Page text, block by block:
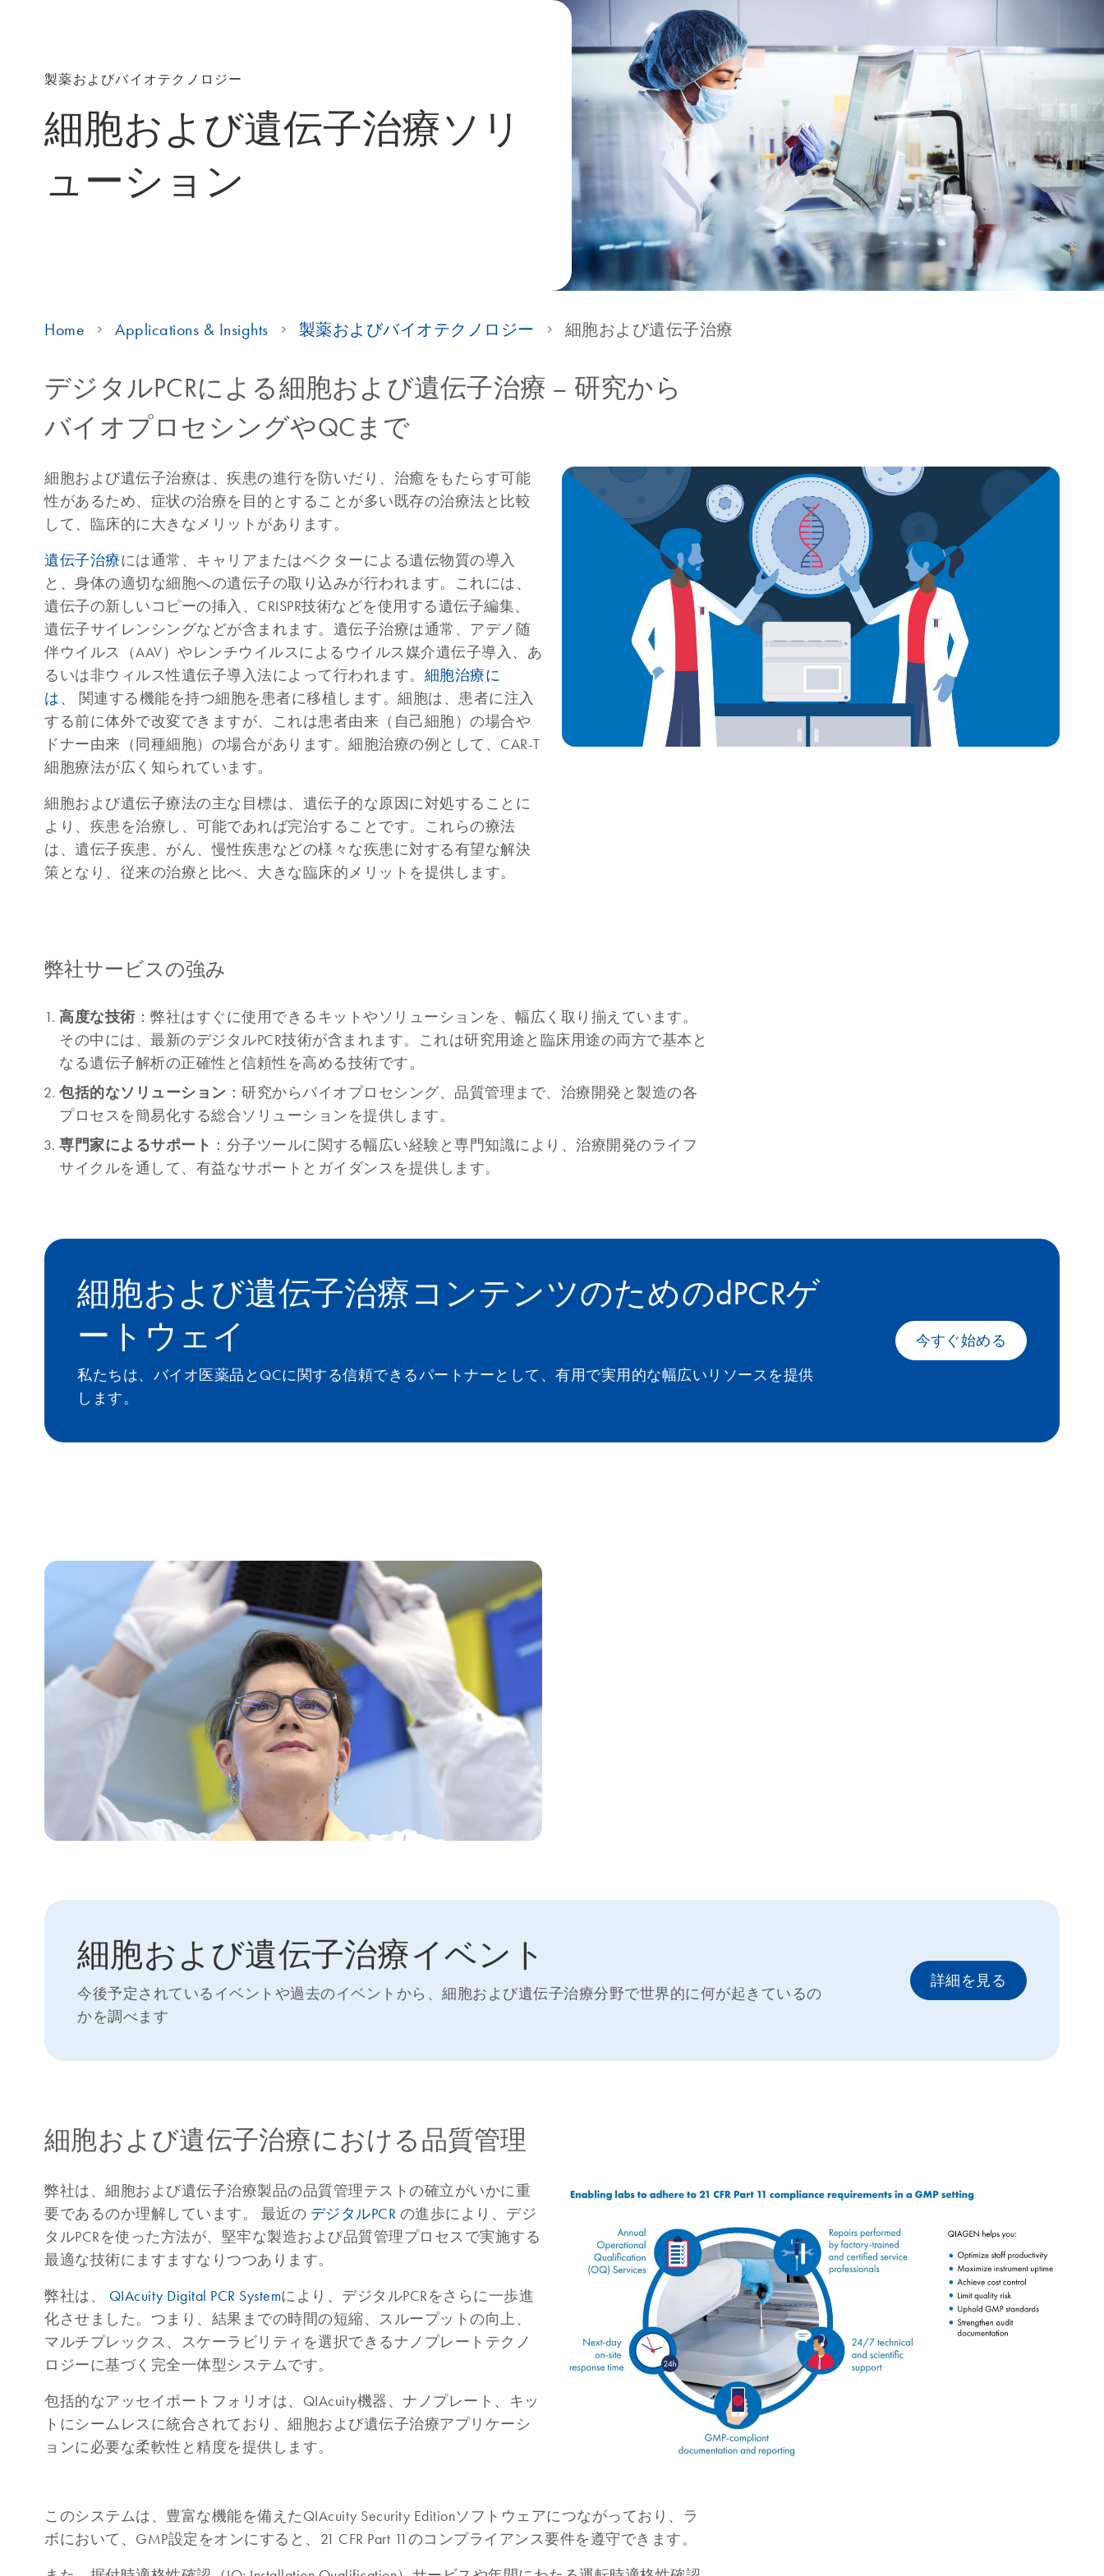
製薬およびバイオテクノロジー
細胞および遺伝子治療ソリ
ューション
Home Applications & Insights 製薬およびバイオテクノロジー 細胞および遺伝子治療
デジタルPCRによる細胞および遺伝子治療 – 研究から
バイオプロセシングやQCまで
細胞および遺伝子治療は、疾患の進行を防いだり、治癒をもたらす可能
性があるため、症状の治療を目的とすることが多い既存の治療法と比較
して、臨床的に大きなメリットがあります。
遺伝子治療には通常、キャリアまたはベクターによる遺伝物質の導入
と、身体の適切な細胞への遺伝子の取り込みが行われます。これには、
遺伝子の新しいコピーの挿入、CRISPR技術などを使用する遺伝子編集、
遺伝子サイレンシングなどが含まれます。遺伝子治療は通常、アデノ随
伴ウイルス（AAV）やレンチウイルスによるウイルス媒介遺伝子導入、あ
るいは非ウィルス性遺伝子導入法によって行われます。 細胞治療に
は、
関連する機能を持つ細胞を患者に移植します。細胞は、患者に注入
する前に体外で改変できますが、これは患者由来（自己細胞）の場合や
ドナー由来（同種細胞）の場合があります。細胞治療の例として、CAR-T
細胞療法が広く知られています。
細胞および遺伝子療法の主な目標は、遺伝子的な原因に対処することに
より、疾患を治療し、可能であれば完治することです。これらの療法
は、遺伝子疾患、がん、慢性疾患などの様々な疾患に対する有望な解決
策となり、従来の治療と比べ、大きな臨床的メリットを提供します。
弊社サービスの強み
高度な技術 ：弊社はすぐに使用できるキットやソリューションを、幅広く取り揃えています。
その中には、最新のデジタルPCR技術が含まれます。これは研究用途と臨床用途の両方で基本と
なる遺伝子解析の正確性と信頼性を高める技術です。
包括的なソリューション ：研究からバイオプロセシング、品質管理まで、治療開発と製造の各
プロセスを簡易化する総合ソリューションを提供します。
専門家によるサポート ：分子ツールに関する幅広い経験と専門知識により、治療開発のライフ
サイクルを通して、有益なサポートとガイダンスを提供します。
細胞および遺伝子治療コンテンツのためのdPCRゲ
ートウェイ
私たちは、バイオ医薬品とQCに関する信頼できるパートナーとして、有用で実用的な幅広いリソースを提供
します。
今すぐ始める
細胞および遺伝子治療イベント
今後予定されているイベントや過去のイベントから、細胞および遺伝子治療分野で世界的に何が起きているの
かを調べます
詳細を見る
細胞および遺伝子治療における品質管理
弊社は、細胞および遺伝子治療製品の品質管理テストの確立がいかに重
要であるのか理解しています。 最近の デジタルPCR の進歩により、デジ
タルPCRを使った方法が、堅牢な製造および品質管理プロセスで実施する
最適な技術にますますなりつつあります。
弊社は、 QIAcuity Digital PCR Systemにより、デジタルPCRをさらに一歩進
化させました。つまり、結果までの時間の短縮、スループットの向上、
マルチプレックス、スケーラビリティを選択できるナノプレートテクノ
ロジーに基づく完全一体型システムです。
包括的なアッセイポートフォリオは、QIAcuity機器、ナノプレート、キッ
トにシームレスに統合されており、細胞および遺伝子治療アプリケーシ
ョンに必要な柔軟性と精度を提供します。
このシステムは、豊富な機能を備えたQIAcuity Security Editionソフトウェアにつながっており、ラ
ボにおいて、GMP設定をオンにすると、21 CFR Part 11のコンプライアンス要件を遵守できます。